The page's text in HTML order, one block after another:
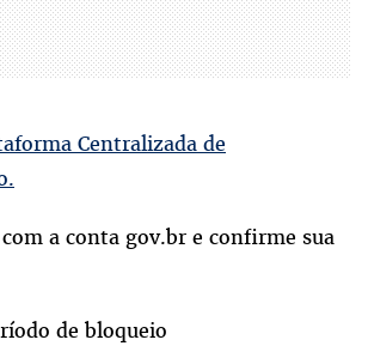
Centralizada de
a conta gov.br e confirme sua
de bloqueio